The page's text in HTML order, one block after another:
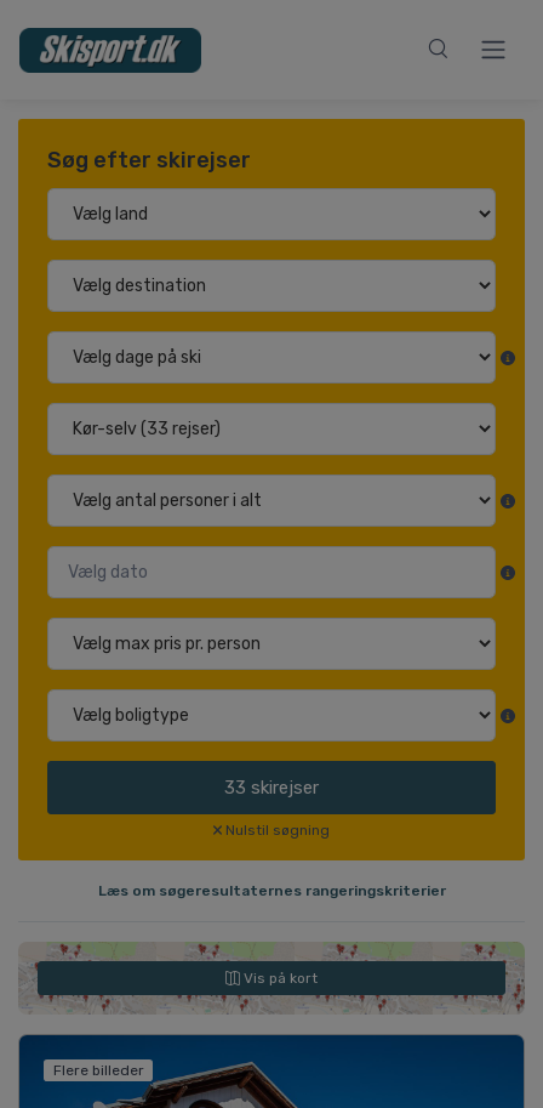
Søg efter skirejser
33 skirejser
Nulstil søgning
Læs om søgeresultaternes rangeringskriterier
Vis på kort
Flere billeder